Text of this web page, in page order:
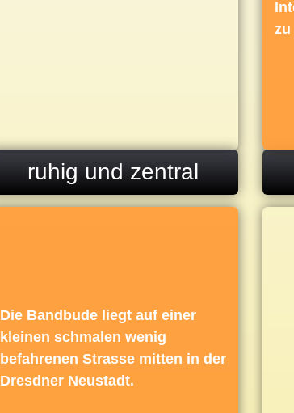
oder
zu
ruhig und zentral
Die Bandbude liegt auf einer
kleinen schmalen wenig
befahrenen Strasse mitten in der
Dresdner Neustadt.